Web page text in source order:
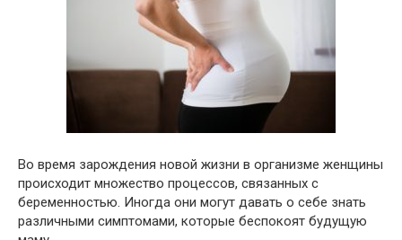
Во время зарождения новой жизни в организме женщины
происходит множество процессов, связанных с
беременностью. Иногда они могут давать о себе знать
различными симптомами, которые беспокоят будущую